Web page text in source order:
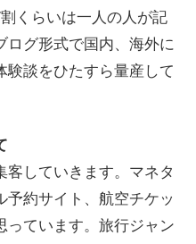
くらいは一人の人が記
ログ形式で国内、海外に
験談をひたすら量産して
客していきます。マネタ
予約サイト、航空チケッ
っています。旅行ジャン